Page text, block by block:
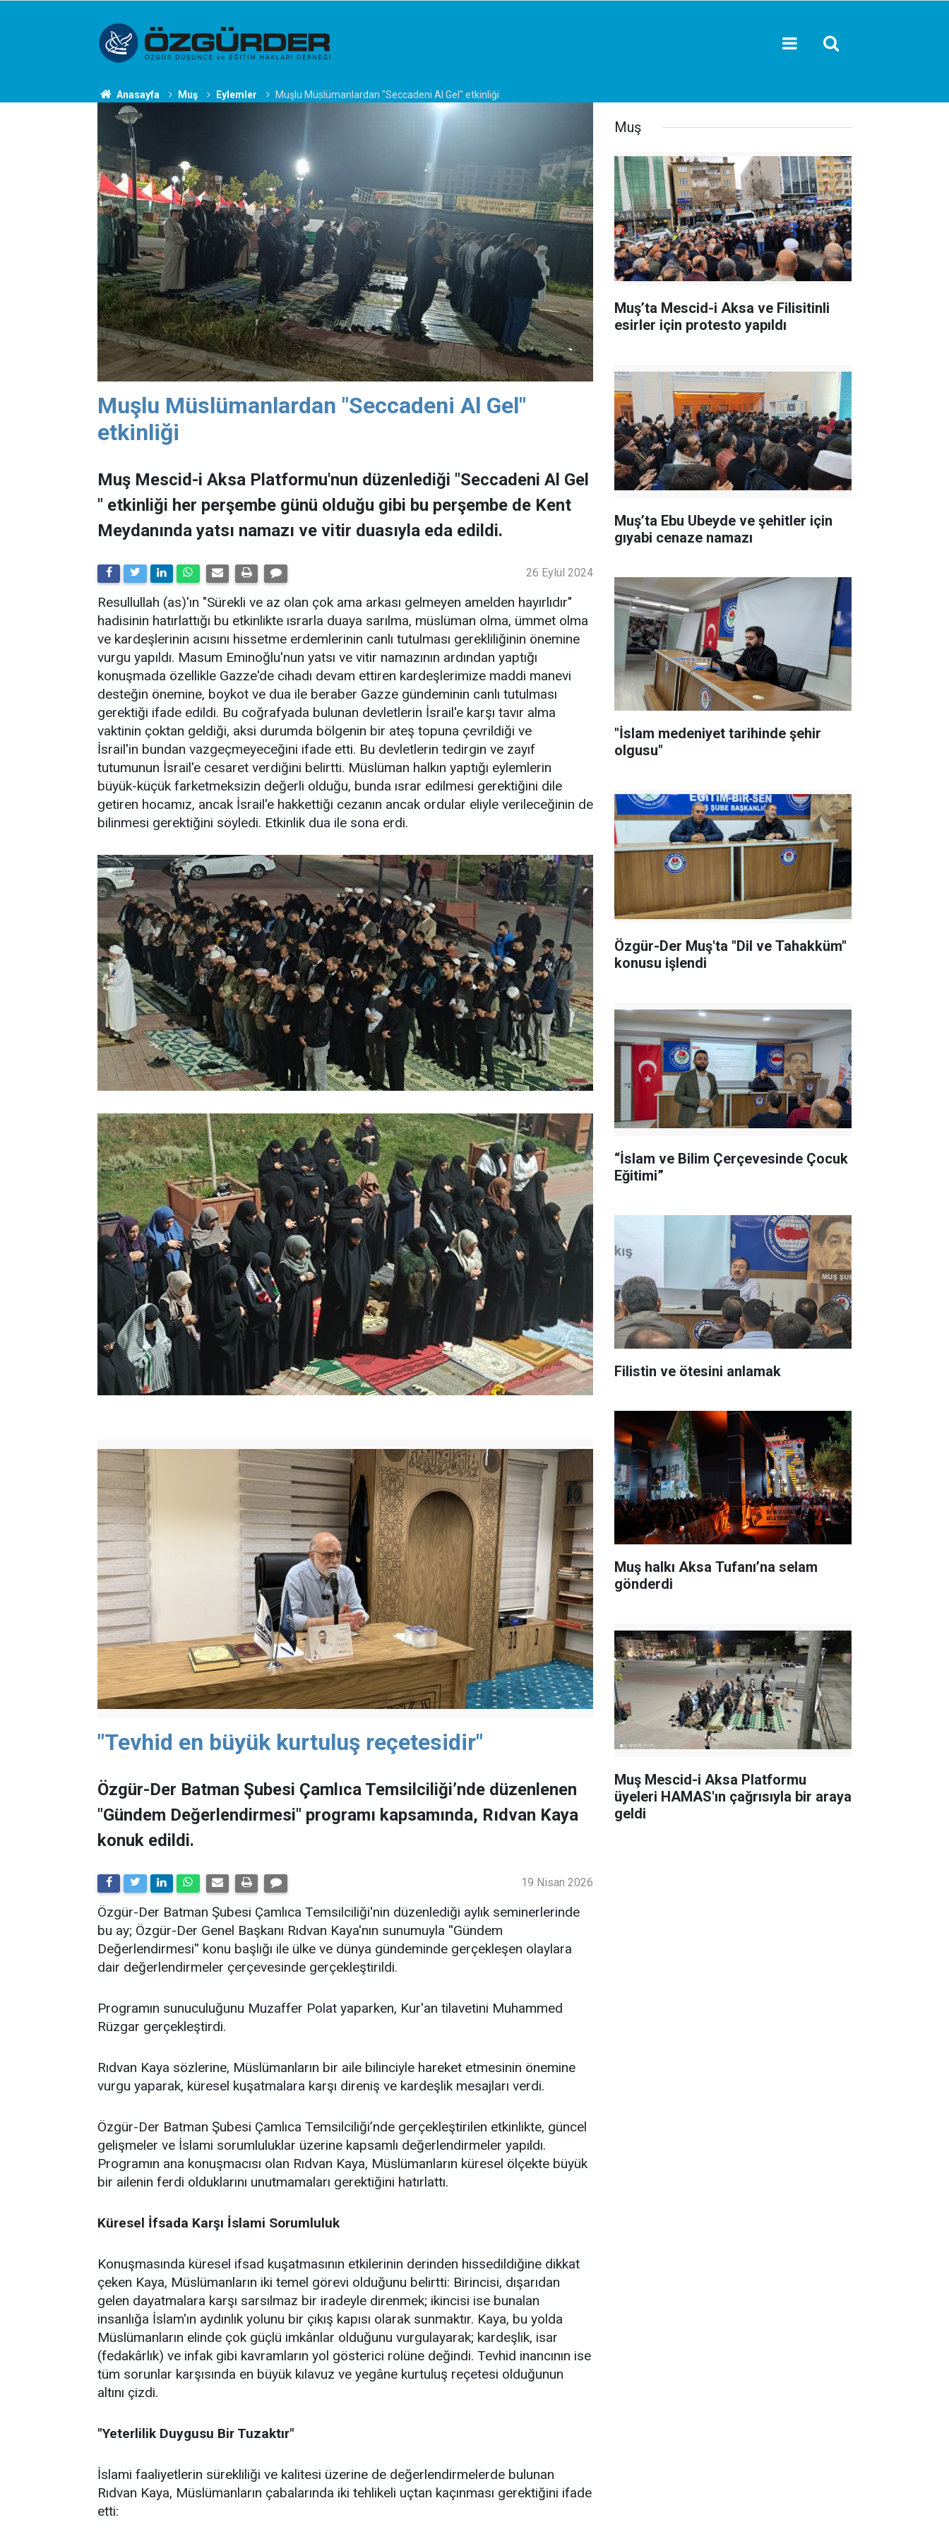
Anasayfa Muş Eylemler Muşlu Müslümanlardan "Seccadeni Al Gel" etkinliği
Muşlu Müslümanlardan "Seccadeni Al Gel"
etkinliği
Muş Mescid-i Aksa Platformu'nun düzenlediği "Seccadeni Al Gel
" etkinliği her perşembe günü olduğu gibi bu perşembe de Kent
Meydanında yatsı namazı ve vitir duasıyla eda edildi.
26 Eylül 2024
Resullullah (as)'ın "Sürekli ve az olan çok ama arkası gelmeyen amelden hayırlıdır"
hadisinin hatırlattığı bu etkinlikte ısrarla duaya sarılma, müslüman olma, ümmet olma
ve kardeşlerinin acısını hissetme erdemlerinin canlı tutulması gerekliliğinin önemine
vurgu yapıldı. Masum Eminoğlu'nun yatsı ve vitir namazının ardından yaptığı
konuşmada özellikle Gazze'de cihadı devam ettiren kardeşlerimize maddi manevi
desteğin önemine, boykot ve dua ile beraber Gazze gündeminin canlı tutulması
gerektiği ifade edildi. Bu coğrafyada bulunan devletlerin İsrail'e karşı tavır alma
vaktinin çoktan geldiği, aksi durumda bölgenin bir ateş topuna çevrildiği ve
İsrail'in bundan vazgeçmeyeceğini ifade etti. Bu devletlerin tedirgin ve zayıf
tutumunun İsrail'e cesaret verdiğini belirtti. Müslüman halkın yaptığı eylemlerin
büyük-küçük farketmeksizin değerli olduğu, bunda ısrar edilmesi gerektiğini dile
getiren hocamız, ancak İsrail'e hakkettiği cezanın ancak ordular eliyle verileceğinin de
bilinmesi gerektiğini söyledi. Etkinlik dua ile sona erdi.
"Tevhid en büyük kurtuluş reçetesidir"
Özgür-Der Batman Şubesi Çamlıca Temsilciliği’nde düzenlenen
"Gündem Değerlendirmesi" programı kapsamında, Rıdvan Kaya
konuk edildi.
19 Nisan 2026
​Özgür-Der Batman Şubesi Çamlıca Temsilciliği'nin düzenlediği aylık seminerlerinde
bu ay; Özgür-Der Genel Başkanı Rıdvan Kaya'nın sunumuyla ''Gündem
Değerlendirmesi'' konu başlığı ile ülke ve dünya gündeminde gerçekleşen olaylara
dair değerlendirmeler çerçevesinde gerçekleştirildi.
Programın sunuculuğunu Muzaffer Polat yaparken, Kur'an tilavetini Muhammed
Rüzgar gerçekleştirdi.
Rıdvan Kaya sözlerine, Müslümanların bir aile bilinciyle hareket etmesinin önemine
vurgu yaparak, küresel kuşatmalara karşı direniş ve kardeşlik mesajları verdi.
Özgür-Der Batman Şubesi Çamlıca Temsilciliği’nde gerçekleştirilen etkinlikte, güncel
gelişmeler ve İslami sorumluluklar üzerine kapsamlı değerlendirmeler yapıldı.
Programın ana konuşmacısı olan Rıdvan Kaya, Müslümanların küresel ölçekte büyük
bir ailenin ferdi olduklarını unutmamaları gerektiğini hatırlattı.
Küresel İfsada Karşı İslami Sorumluluk
Konuşmasında küresel ifsad kuşatmasının etkilerinin derinden hissedildiğine dikkat
çeken Kaya, Müslümanların iki temel görevi olduğunu belirtti: Birincisi, dışarıdan
gelen dayatmalara karşı sarsılmaz bir iradeyle direnmek; ikincisi ise bunalan
insanlığa İslam'ın aydınlık yolunu bir çıkış kapısı olarak sunmaktır. Kaya, bu yolda
Müslümanların elinde çok güçlü imkânlar olduğunu vurgulayarak; kardeşlik, isar
(fedakârlık) ve infak gibi kavramların yol gösterici rolüne değindi. Tevhid inancının ise
tüm sorunlar karşısında en büyük kılavuz ve yegâne kurtuluş reçetesi olduğunun
altını çizdi.
"Yeterlilik Duygusu Bir Tuzaktır"
İslami faaliyetlerin sürekliliği ve kalitesi üzerine de değerlendirmelerde bulunan
Rıdvan Kaya, Müslümanların çabalarında iki tehlikeli uçtan kaçınması gerektiğini ifade
etti:
Muş
Muş’ta Mescid-i Aksa ve Filisitinli
esirler için protesto yapıldı
Muş’ta Ebu Ubeyde ve şehitler için
gıyabi cenaze namazı
"İslam medeniyet tarihinde şehir
olgusu"
Özgür-Der Muş'ta "Dil ve Tahakküm"
konusu işlendi
“İslam ve Bilim Çerçevesinde Çocuk
Eğitimi”
Filistin ve ötesini anlamak
Muş halkı Aksa Tufanı’na selam
gönderdi
Muş Mescid-i Aksa Platformu
üyeleri HAMAS'ın çağrısıyla bir araya
geldi